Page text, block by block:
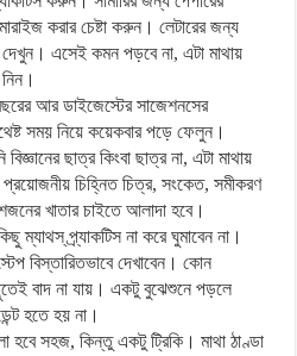
করার চেষ্টা করুন। লেটারের জন্য
দেখুন। এসেই কমন পড়বে না, এটা মাথায়
আর ডাইজেস্টের সাজেশনসের
সময় নিয়ে কয়েকবার পড়ে ফেলুন।
ছাত্র কিংবা ছাত্র না, এটা মাথায়
চিহ্নিত চিত্র, সংকেত, সমীকরণ
খাতার চাইতে আলাদা হবে।
ম্যাথস্ প্র্যাকটিস না করে ঘুমাবেন না।
বিস্তারিতভাবে দেখাবেন। কোন
বাদ না যায়। একটু বুঝেশুনে পড়লে
হতে হয় না।
হবে সহজ, কিন্তু একটু ট্রিকি। মাথা ঠাণ্ডা